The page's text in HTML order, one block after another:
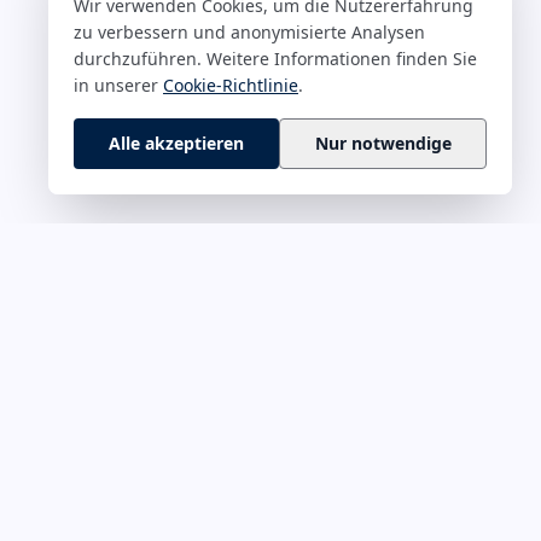
Wir verwenden Cookies, um die Nutzererfahrung
zu verbessern und anonymisierte Analysen
durchzuführen. Weitere Informationen finden Sie
in unserer Cookie-Richtlinie.
Alle akzeptieren Nur notwendige